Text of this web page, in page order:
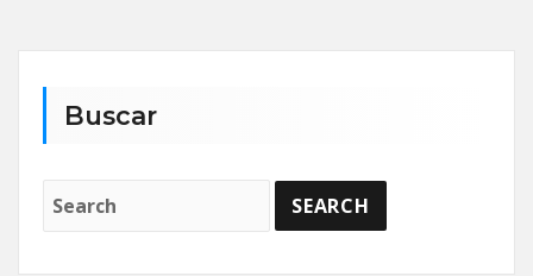
Buscar